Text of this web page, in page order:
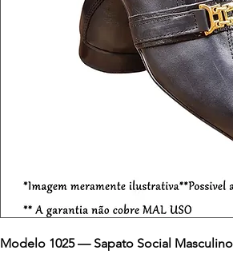
Modelo 1025 — Sapato Social